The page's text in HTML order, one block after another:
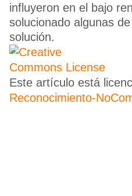
influyeron en el bajo
solucionado algunas
solución.
Este artículo está
Reconocimiento-